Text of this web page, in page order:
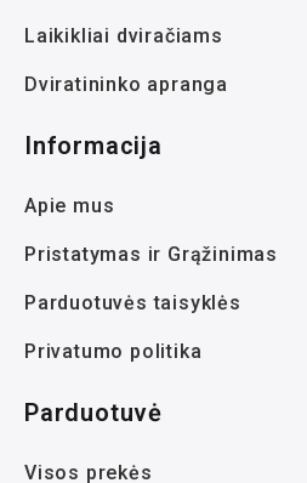
Laikikliai dviračiams
Dviratininko apranga
Informacija
Apie mus
Pristatymas ir Grąžinimas
Parduotuvės taisyklės
Privatumo politika
Parduotuvė
Visos prekės